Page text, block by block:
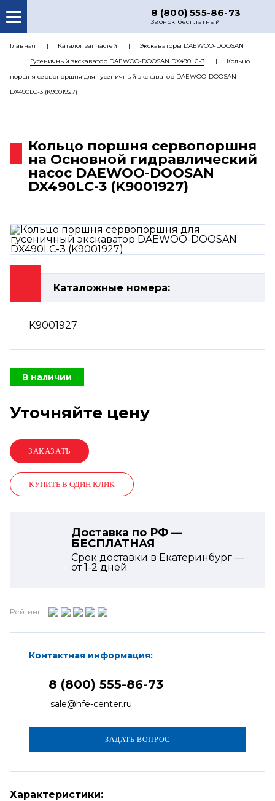
8 (800) 555-86-73
Звонок бесплатный
О НАС
КАТАЛОГ ЗАПЧАСТЕЙ
КОНТАКТЫ
Главная Каталог запчастей
Экскаваторы DAEWOO-DOOSAN
Гусеничный экскаватор DAEWOO-DOOSAN DX490LC-3
Кольцо
поршня сервопоршня для гусеничный экскаватор DAEWOO-DOOSAN
DX490LC-3 (K9001927)
Кольцо поршня сервопоршня
на Основной гидравлический
насос DAEWOO-DOOSAN
DX490LC-3 (K9001927)
Каталожные номера:
K9001927
В наличии
Уточняйте цену
КУПИТЬ В ОДИН КЛИК
Доставка по РФ —
БЕСПЛАТНАЯ
Срок доставки в Екатеринбург —
от1-2 дней
Рейтинг:
Контактная информация:
8 (800) 555-86-73
sale@hfe-center.ru
Характеристики: